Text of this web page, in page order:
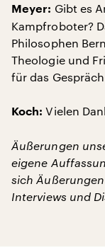
Meyer: Gibt es
Kampfroboter?
Philosophen
Theologie und
für das
Koch: Vielen
Äußerungen
eigene
sich
Interviews und